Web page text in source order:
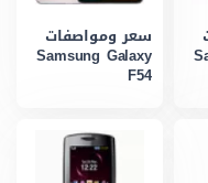
سعر ومواصفات
Samsung Galaxy
F54